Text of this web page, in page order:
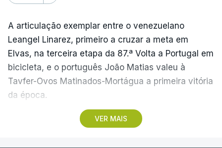
VER MAIS
A articulação exemplar entre o venezuelano
Leangel Linarez, primeiro a cruzar a meta em
Elvas, na terceira etapa da 87.ª Volta a Portugal em
bicicleta, e o português João Matias valeu à
Tavfer-Ovos Matinados-Mortágua a primeira vitória
da época.
Discreta nas chegadas ao Palácio Nacional de